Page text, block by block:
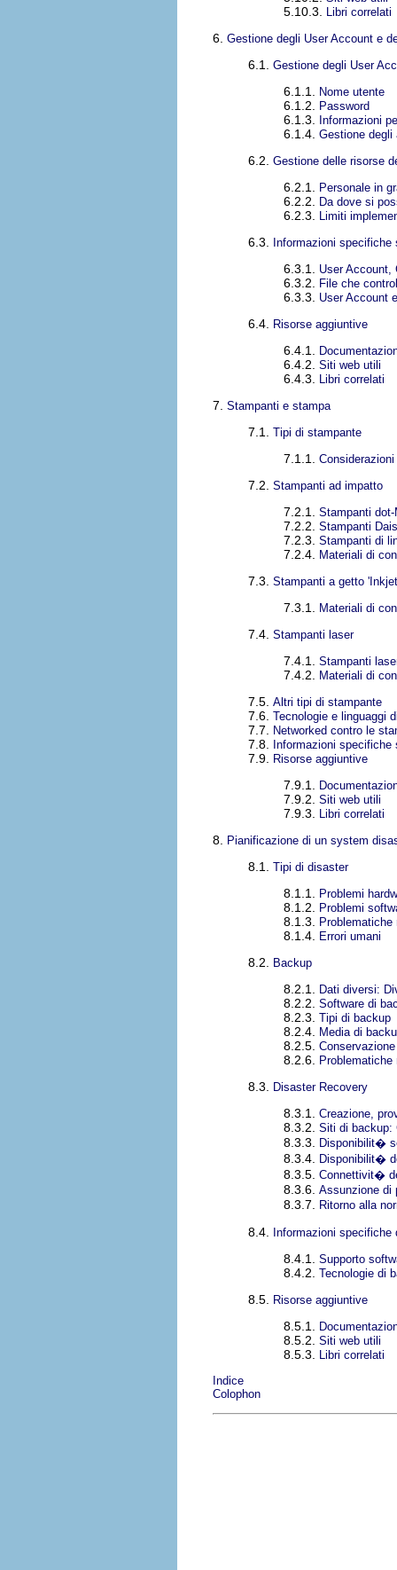
5.10.3. Libri correlati
6. Gestione degli User Account e
6.1. Gestione degli User
6.1.1. Nome utente
6.1.2. Password
6.1.3. Informazioni
6.1.4. Gestione degli
6.2. Gestione delle risorse
6.2.1. Personale in
6.2.2. Da dove si
6.2.3. Limiti
6.3. Informazioni specifiche
6.3.1. User Account,
6.3.2. File che
6.3.3. User Account
6.4. Risorse aggiuntive
6.4.1.
6.4.2. Siti web utili
6.4.3. Libri correlati
7. Stampanti e stampa
7.1. Tipi di stampante
7.1.1.
7.2. Stampanti ad impatto
7.2.1. Stampanti
7.2.2. Stampanti
7.2.3. Stampanti di
7.2.4. Materiali di
7.3. Stampanti a getto
7.3.1. Materiali di
7.4. Stampanti laser
7.4.1. Stampanti
7.4.2. Materiali di
7.5. Altri tipi di stampante
7.6. Tecnologie e linguaggi
7.7. Networked contro le
7.8. Informazioni specifiche
7.9. Risorse aggiuntive
7.9.1.
7.9.2. Siti web utili
7.9.3. Libri correlati
8. Pianificazione di un system
8.1. Tipi di disaster
8.1.1. Problemi
8.1.2. Problemi
8.1.3. Problematiche
8.1.4. Errori umani
8.2. Backup
8.2.1. Dati diversi:
8.2.2. Software di
8.2.3. Tipi di backup
8.2.4. Media di
8.2.5.
8.2.6.
8.3. Disaster Recovery
8.3.1. Creazione,
8.3.2. Siti di backup:
8.3.3. Disponibilit�
8.3.4. Disponibilit�
8.3.5. Connettivit�
8.3.6. Assunzione di
8.3.7. Ritorno alla
8.4. Informazioni specifiche
8.4.1. Supporto
8.4.2. Tecnologie di
8.5. Risorse aggiuntive
8.5.1.
8.5.2. Siti web utili
8.5.3. Libri correlati
Indice
Colophon